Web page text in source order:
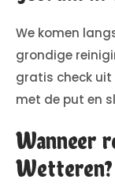
We komen
grondige
gratis check uit
met de put en
Wanneer
Wetteren?